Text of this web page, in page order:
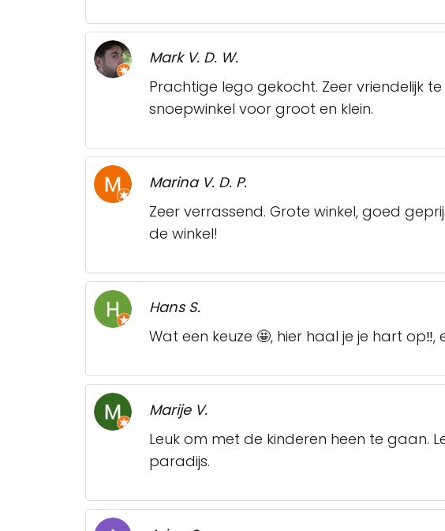
Mark V. D. W.
Prachtige lego gekocht. Zeer vriendelijk
snoepwinkel voor groot en klein.
Marina V. D. P.
Zeer verrassend. Grote winkel, goed
de winkel!
Hans S.
Wat een keuze 🤩, hier haal je je hart
Marije V.
Leuk om met de kinderen heen te gaan.
paradijs.